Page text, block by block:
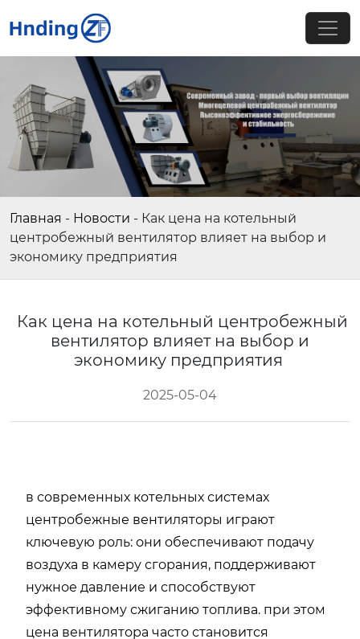
Главная - Новости - Как цена на котельный
центробежный вентилятор влияет на выбор и
экономику предприятия
Как цена на котельный центробежный
вентилятор влияет на выбор и
экономику предприятия
2025-05-04
в современных котельных системах
центробежные вентиляторы играют
ключевую роль: они обеспечивают подачу
воздуха в камеру сгорания, поддерживают
нужное давление и способствуют
эффективному сжиганию топлива. при этом
цена вентилятора часто становится